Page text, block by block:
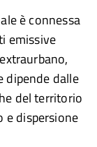
è connessa
emissive
dipende dalle
del territorio
e dispersione